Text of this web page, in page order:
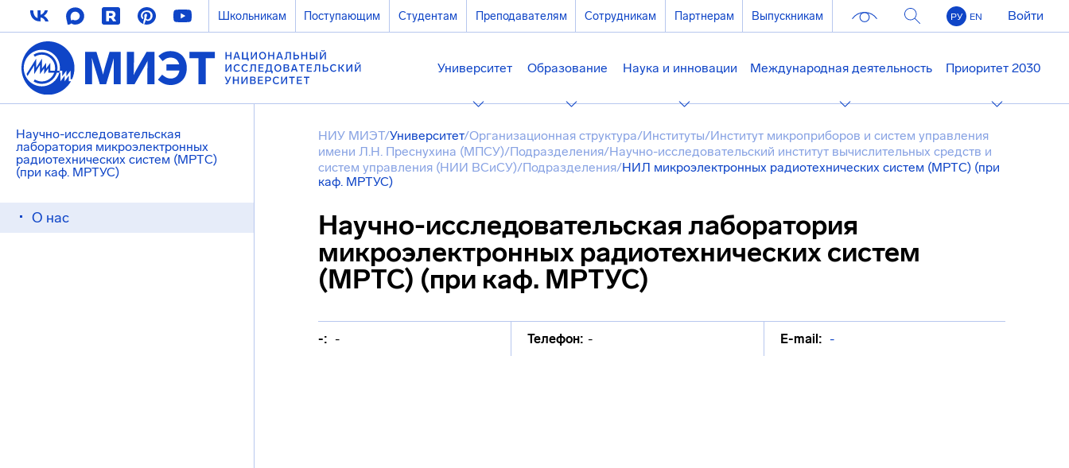
Школьникам Поступающим Студентам Преподавателям Сотрудникам Партнерам Выпускникам РУ EN Войти
Университет Образование Наука и инновации Международная деятельность Приоритет 2030
Научно-исследовательская
лаборатория микроэлектронных
радиотехнических систем (МРТС)
(при каф. МРТУС)
О нас
НИУ МИЭТ/Университет/Организационная структура/Институты/Институт микроприборов и систем управления
имени Л.Н. Преснухина (МПСУ)/Подразделения/Научно-исследовательский институт вычислительных средств и
систем управления (НИИ ВСиСУ)/Подразделения/НИЛ микроэлектронных радиотехнических систем (МРТС) (при
каф. МРТУС)
Научно-исследовательская лаборатория
микроэлектронных радиотехнических систем
(МРТС) (при каф. МРТУС)
-: - Телефон: - E-mail: -